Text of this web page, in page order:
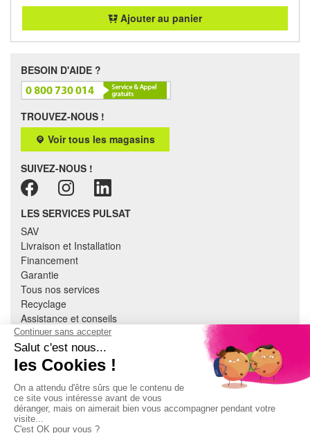
Ajouter au panier
BESOIN D'AIDE ?
TROUVEZ-NOUS !
Voir tous les magasins
SUIVEZ-NOUS !
LES SERVICES PULSAT
SAV
Livraison et Installation
Financement
Garantie
Tous nos services
Recyclage
Assistance et conseils
Cuisine équipée
Literie
Nous contacter
À PROPOS
CGV